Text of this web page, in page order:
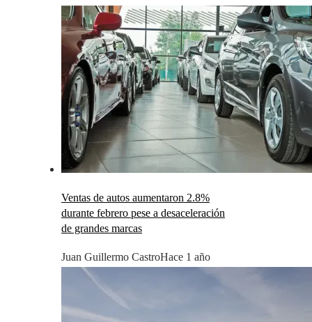
Ventas de autos aumentaron 2.8%
durante febrero pese a desaceleración
de grandes marcas
Juan Guillermo CastroHace 1 año